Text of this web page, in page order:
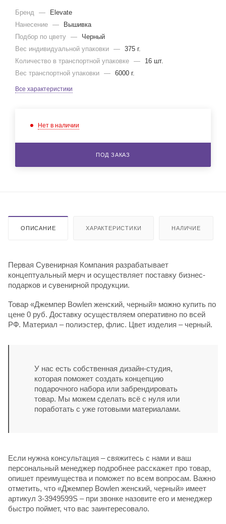
Бренд —
Elevate
Нанесение —
Вышивка
Подбор по цвету —
Черный
Вес индивидуальной упаковки — 375 г.
Количество в транспортной упаковке —
16 шт.
Вес транспортной упаковки — 6000 г.
Все характеристики
Нет в наличии
ПОД ЗАКАЗ
ОПИСАНИЕ ХАРАКТЕРИСТИКИ НАЛИЧИЕ
Первая Сувенирная Компания разрабатывает
концептуальный мерч и осуществляет поставку бизнес-
подарков и сувенирной продукции.
Товар «Джемпер Bowlen женский, черный» можно купить по
цене 0 руб. Доставку осуществляем оперативно по всей
РФ. Материал – полиэстер, флис. Цвет изделия – черный.
У нас есть собственная дизайн-студия,
которая поможет создать концепцию
подарочного набора или забрендировать
товар. Мы можем сделать всё с нуля или
поработать с уже готовыми материалами.
Если нужна консультация – свяжитесь с нами и ваш
персональный менеджер подробнее расскажет про товар,
опишет преимущества и поможет по всем вопросам. Важно
отметить, что «Джемпер Bowlen женский, черный» имеет
артикул 3-3949599S – при звонке назовите его и менеджер
быстро поймет, что вас заинтересовало.